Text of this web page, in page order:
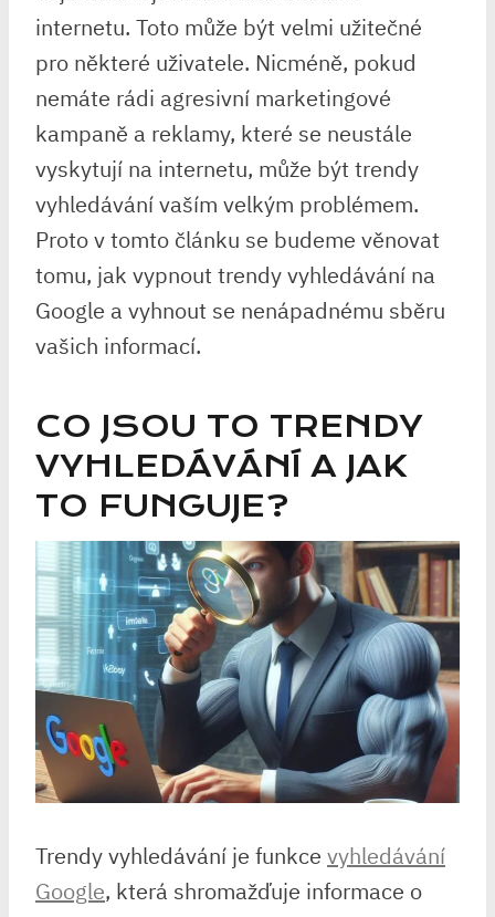
internetu. Toto může být velmi užitečné
pro některé uživatele. Nicméně, pokud
nemáte rádi agresivní marketingové
kampaně a reklamy, které se neustále
vyskytují na internetu, může být trendy
vyhledávání vaším velkým problémem.
Proto v tomto článku se budeme věnovat
tomu, jak vypnout trendy vyhledávání na
Google a vyhnout se nenápadnému sběru
vašich informací.
CO JSOU TO TRENDY
VYHLEDÁVÁNÍ A JAK
TO FUNGUJE?
Trendy vyhledávání je funkce vyhledávání
Google, která shromažďuje informace o